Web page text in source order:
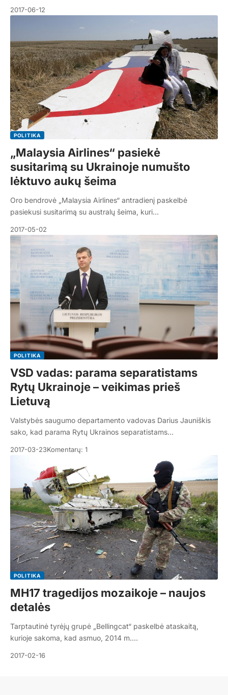
2017-06-12
POLITIKA
„Malaysia Airlines“ pasiekė
susitarimą su Ukrainoje numušto
lėktuvo aukų šeima
Oro bendrovė „Malaysia Airlines“ antradienį paskelbė
pasiekusi susitarimą su australų šeima, kuri…
2017-05-02
POLITIKA
VSD vadas: parama separatistams
Rytų Ukrainoje – veikimas prieš
Lietuvą
Valstybės saugumo departamento vadovas Darius Jauniškis
sako, kad parama Rytų Ukrainos separatistams…
2017-03-23Komentarų: 1
POLITIKA
MH17 tragedijos mozaikoje – naujos
detalės
Tarptautinė tyrėjų grupė „Bellingcat“ paskelbė ataskaitą,
kurioje sakoma, kad asmuo, 2014 m.…
2017-02-16